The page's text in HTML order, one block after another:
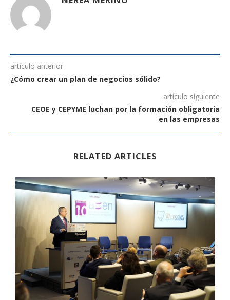
artículo anterior
¿Cómo crear un plan de negocios sólido?
artículo siguiente
CEOE y CEPYME luchan por la formación obligatoria
en las empresas
RELATED ARTICLES